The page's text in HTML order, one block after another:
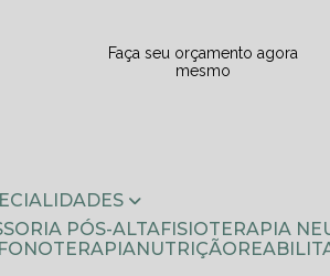
Faça seu orçamento agora
mesmo
PÓS-ALTA
FISIOTERAPIA
FONOTERAPIA NUTRIÇÃO